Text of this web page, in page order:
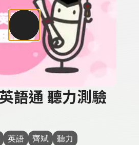
語通 聽力測驗
英語 齊斌
聽力